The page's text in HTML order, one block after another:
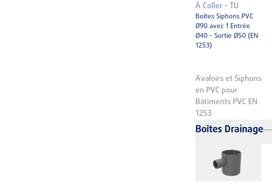
À Coller - TU
Boîtes Siphons PVC
Ø90 avec 1 Entrée
Ø40 - Sortie Ø50 (EN
1253)
Avaloirs et Siphons
en PVC pour
Bâtiments PVC EN
1253
Boîtes Drainage